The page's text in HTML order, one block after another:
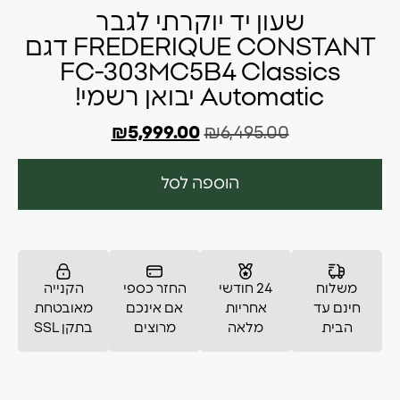
שעון יד יוקרתי לגבר
FREDERIQUE CONSTANT דגם
FC-303MC5B4 Classics
Automatic יבואן רשמי!
₪6,495.00
₪5,999.00
הוספה לסל
משלוח
חינם עד
הבית
24 חודשי
אחריות
מלאה
החזר כספי
אם אינכם
מרוצים
הקנייה
מאובטחת
בתקן SSL